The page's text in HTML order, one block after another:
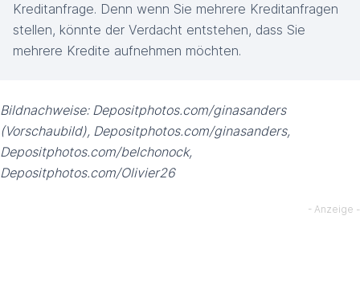
Kreditanfrage. Denn wenn Sie mehrere Kreditanfragen
stellen, könnte der Verdacht entstehen, dass Sie
mehrere Kredite aufnehmen möchten.
Bildnachweise: Depositphotos.com/ginasanders
(Vorschaubild), Depositphotos.com/ginasanders,
Depositphotos.com/belchonock,
Depositphotos.com/Olivier26